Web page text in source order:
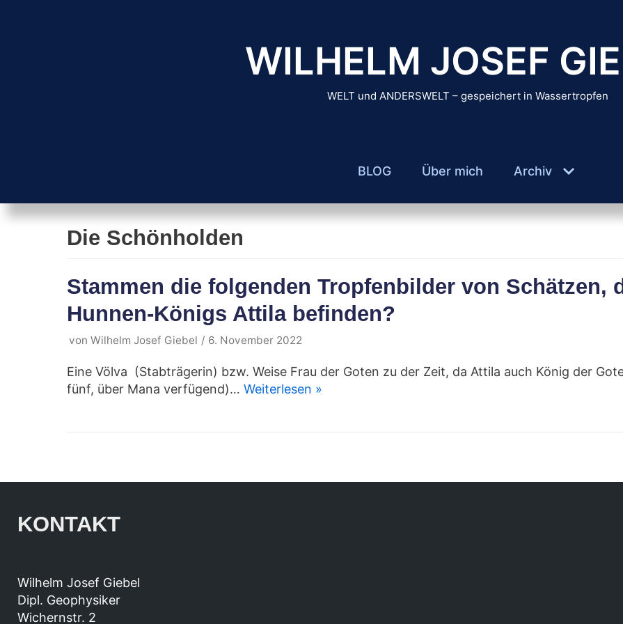
WILHELM JOSEF
WELT und ANDERSWELT – gespeichert in Wassertropfen
BLOG Über mich Archiv
Die Schönholden
Stammen die folgenden Tropfenbilder von Schätzen,
Hunnen-Königs Attila befinden?
von Wilhelm Josef Giebel 6. November 2022
Eine Völva (Stabträgerin) bzw. Weise Frau der Goten zu der Zeit, da Attila auch König der
fünf, über Mana verfügend)… Weiterlesen »
KONTAKT
Wilhelm Josef Giebel
Dipl. Geophysiker
Wichernstr. 2